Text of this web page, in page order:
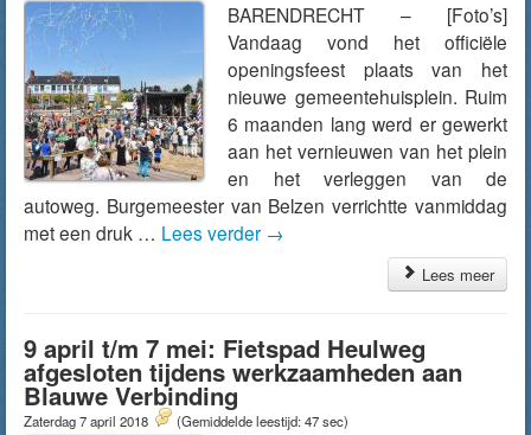
BARENDRECHT – [Foto’s]
Vandaag vond het officiële
openingsfeest plaats van het
nieuwe gemeentehuisplein. Ruim
6 maanden lang werd er gewerkt
aan het vernieuwen van het plein
en het verleggen van de
autoweg. Burgemeester van Belzen verrichtte vanmiddag
met een druk … Lees verder →
Lees meer
9 april t/m 7 mei: Fietspad Heulweg
afgesloten tijdens werkzaamheden aan
Blauwe Verbinding
Zaterdag 7 april 2018 (Gemiddelde leestijd: 47 sec)